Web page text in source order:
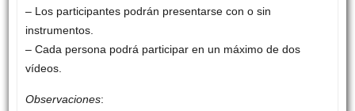
– Los participantes podrán presentarse con o sin
instrumentos.
– Cada persona podrá participar en un máximo de dos
vídeos.
Observaciones: